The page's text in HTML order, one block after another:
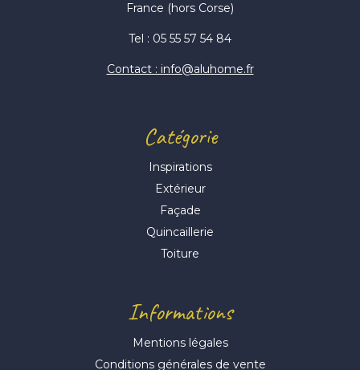
France (hors Corse)
Tel : 05 55 57 54 84
Contact : info@aluhome.fr
Catégorie
Inspirations
Extérieur
Façade
Quincaillerie
Toiture
Informations
Mentions légales
Conditions générales de vente